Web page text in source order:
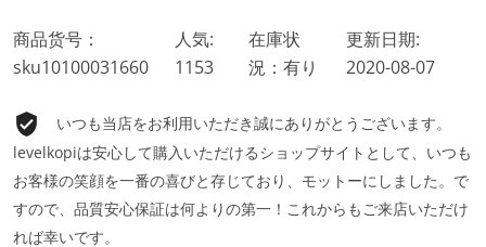
商品货号：
sku10100031660
人気:
1153
在庫状
況：有り
更新日期:
2020-08-07
いつも当店をお利用いただき誠にありがとうございます。
levelkopiは安心して購入いただけるショップサイトとして、いつも
お客様の笑顔を一番の喜びと存じており、モットーにしました。で
すので、品質安心保証は何よりの第一！これからもご来店いただけ
れば幸いです。